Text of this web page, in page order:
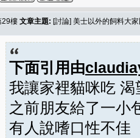
樓 文章主題: [討論] 美士以外的飼料大
下面引用由
我讓家裡貓咪吃 渴
之前朋友給了一小
有人說嗜口性不佳